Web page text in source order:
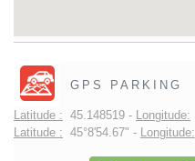
GPS PARKING
Latitude : 45.148519 - Longitude:
Latitude : 45°8'54.67" - Longitude: